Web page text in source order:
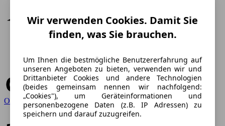
Opel
Wir verwenden Cookies. Damit Sie
finden, was Sie brauchen.
Um Ihnen die bestmögliche Benutzererfahrung auf
unseren Angeboten zu bieten, verwenden wir und
Drittanbieter Cookies und andere Technologien
(beides gemeinsam nennen wir nachfolgend:
„Cookies"), um Geräteinformationen und
personenbezogene Daten (z.B. IP Adressen) zu
speichern und darauf zuzugreifen.